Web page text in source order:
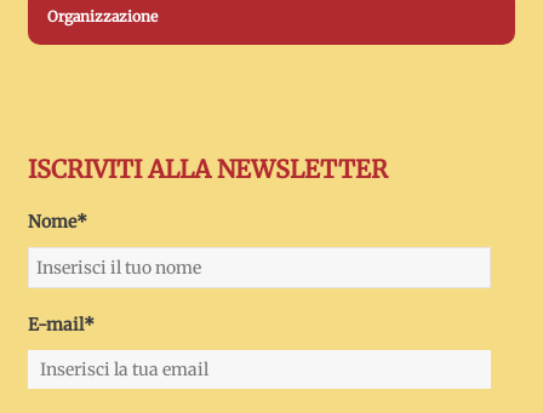
Organizzazione
ISCRIVITI ALLA NEWSLETTER
Nome*
E-mail*